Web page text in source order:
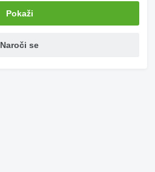
Pokaži
Naroči se